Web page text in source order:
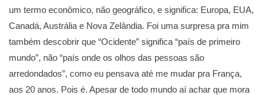
um termo econômico, não geográfico, e significa: Europa, EUA,
Canadá, Austrália e Nova Zelândia. Foi uma surpresa pra mim
também descobrir que “Ocidente” significa “país de primeiro
mundo”, não “país onde os olhos das pessoas são
arredondados”, como eu pensava até me mudar pra França,
aos 20 anos. Pois é. Apesar de todo mundo aí achar que mora